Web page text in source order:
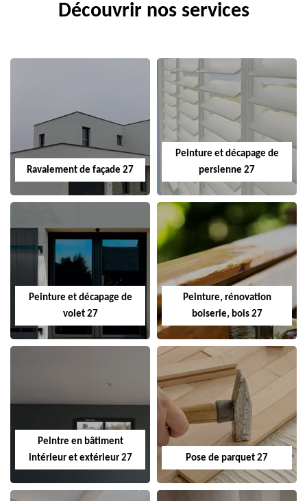
Découvrir nos services
Ravalement de façade 27
Peinture et décapage de
persienne 27
Peinture et décapage de
volet 27
Peinture, rénovation
boiserie, bois 27
Peintre en bâtiment
intérieur et extérieur 27
Pose de parquet 27